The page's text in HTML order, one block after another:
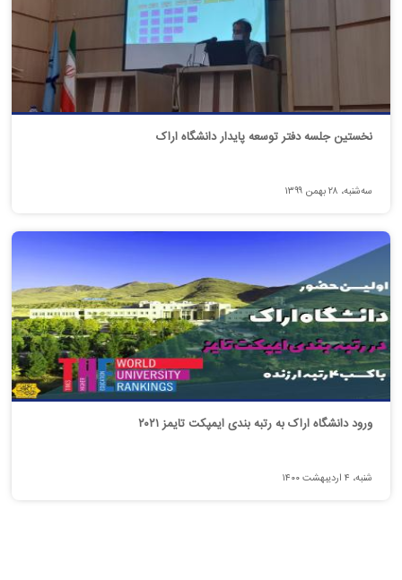
نخستین جلسه دفتر توسعه پایدار دانشگاه اراک
سه‌شنبه، ۲۸ بهمن ۱۳۹۹
ورود دانشگاه اراک به رتبه بندی ایمپکت تایمز ۲۰۲۱
شنبه، ۴ اردیبهشت ۱۴۰۰